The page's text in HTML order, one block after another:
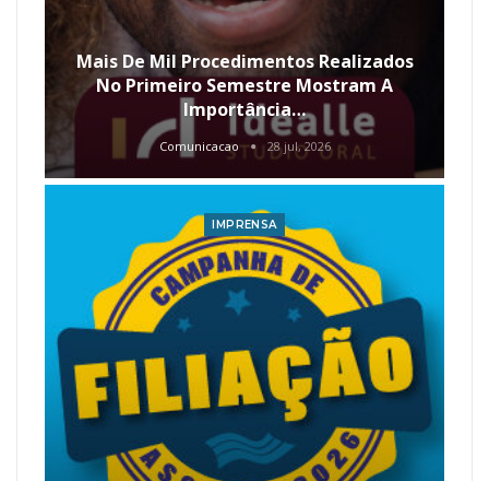
Mais De Mil Procedimentos Realizados
No Primeiro Semestre Mostram A
Importância…
Comunicacao 28 jul, 2026
IMPRENSA